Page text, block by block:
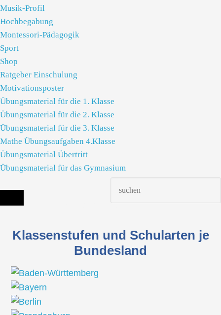
Musik-Profil
Hochbegabung
Montessori-Pädagogik
Sport
Shop
Ratgeber Einschulung
Motivationsposter
Übungsmaterial für die 1. Klasse
Übungsmaterial für die 2. Klasse
Übungsmaterial für die 3. Klasse
Mathe Übungsaufgaben 4.Klasse
Übungsmaterial Übertritt
Übungsmaterial für das Gymnasium
Die richtige Schule finden - dein Infoportal zur Schulsuche in Deutschland
Klassenstufen und Schularten je
Bundesland